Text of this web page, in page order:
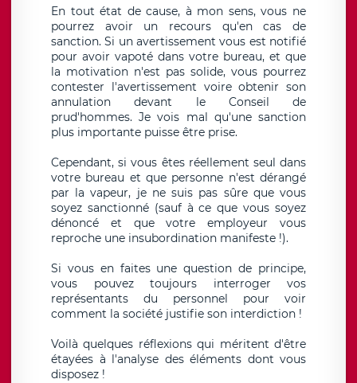
En tout état de cause, à mon sens, vous ne
pourrez avoir un recours qu'en cas de
sanction. Si un avertissement vous est notifié
pour avoir vapoté dans votre bureau, et que
la motivation n'est pas solide, vous pourrez
contester l'avertissement voire obtenir son
annulation devant le Conseil de
prud'hommes. Je vois mal qu'une sanction
plus importante puisse être prise.
Cependant, si vous êtes réellement seul dans
votre bureau et que personne n'est dérangé
par la vapeur, je ne suis pas sûre que vous
soyez sanctionné (sauf à ce que vous soyez
dénoncé et que votre employeur vous
reproche une insubordination manifeste !).
Si vous en faites une question de principe,
vous pouvez toujours interroger vos
représentants du personnel pour voir
comment la société justifie son interdiction !
Voilà quelques réflexions qui méritent d'être
étayées à l'analyse des éléments dont vous
disposez !